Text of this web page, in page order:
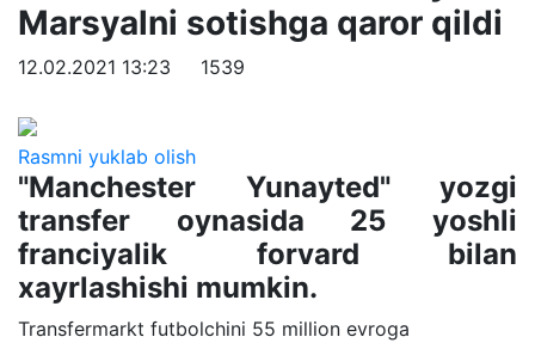
Marsyalni sotishga qaror qildi
12.02.2021 13:23 1539
Rasmni yuklab olish
"Manchester Yunayted" yozgi
transfer oynasida 25 yoshli
franciyalik forvard bilan
xayrlashishi mumkin.
Transfermarkt futbolchini 55 million evroga